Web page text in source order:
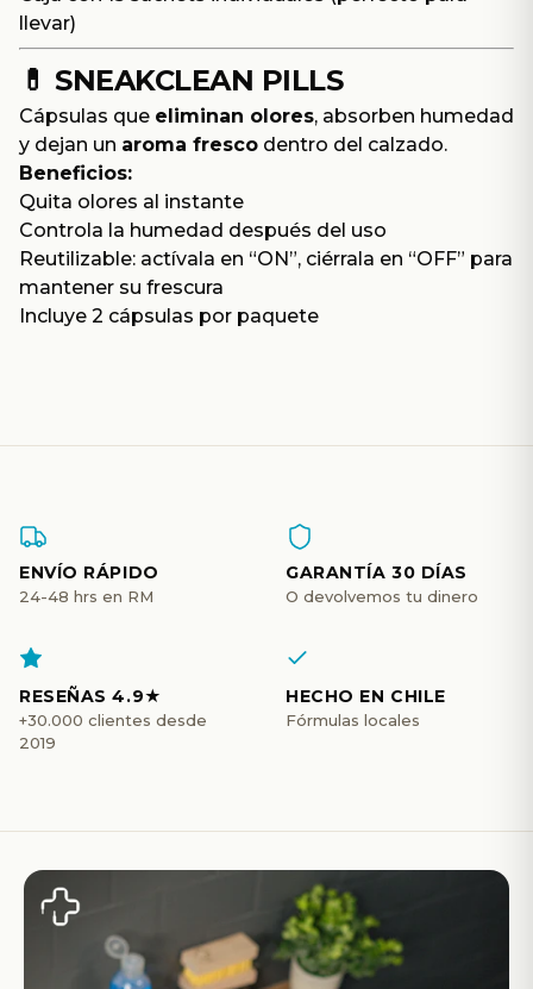
llevar)
💊SNEAKCLEAN PILLS
Cápsulas que eliminan olores, absorben humedad
y dejan un aroma fresco dentro del calzado.
Beneficios:
Quita olores al instante
Controla la humedad después del uso
Reutilizable: actívala en “ON”, ciérrala en “OFF” para
mantener su frescura
Incluye 2 cápsulas por paquete
ENVÍO RÁPIDO
24-48 hrs en RM
GARANTÍA 30 DÍAS
O devolvemos tu dinero
RESEÑAS 4.9★
+30.000 clientes desde
2019
HECHO EN CHILE
Fórmulas locales